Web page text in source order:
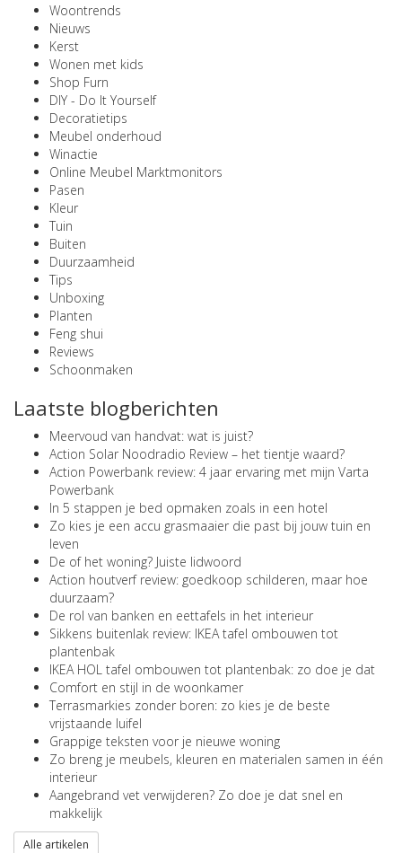
Woontrends
Nieuws
Kerst
Wonen met kids
Shop Furn
DIY - Do It Yourself
Decoratietips
Meubel onderhoud
Winactie
Online Meubel Marktmonitors
Pasen
Kleur
Tuin
Buiten
Duurzaamheid
Tips
Unboxing
Planten
Feng shui
Reviews
Schoonmaken
Laatste blogberichten
Meervoud van handvat: wat is juist?
Action Solar Noodradio Review – het tientje waard?
Action Powerbank review: 4 jaar ervaring met mijn Varta
Powerbank
In 5 stappen je bed opmaken zoals in een hotel
Zo kies je een accu grasmaaier die past bij jouw tuin en
leven
De of het woning? Juiste lidwoord
Action houtverf review: goedkoop schilderen, maar hoe
duurzaam?
De rol van banken en eettafels in het interieur
Sikkens buitenlak review: IKEA tafel ombouwen tot
plantenbak
IKEA HOL tafel ombouwen tot plantenbak: zo doe je dat
Comfort en stijl in de woonkamer
Terrasmarkies zonder boren: zo kies je de beste
vrijstaande luifel
Grappige teksten voor je nieuwe woning
Zo breng je meubels, kleuren en materialen samen in één
interieur
Aangebrand vet verwijderen? Zo doe je dat snel en
makkelijk
Alle artikelen